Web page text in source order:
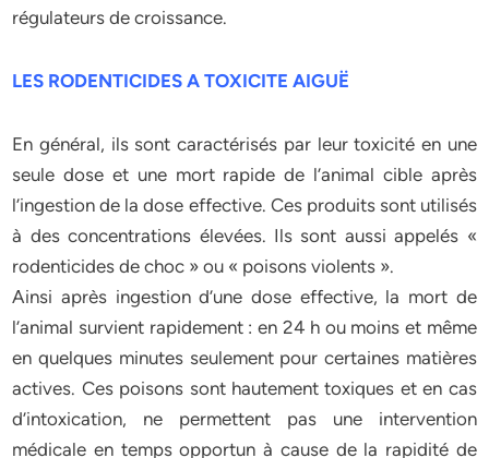
régulateurs de croissance.
LES RODENTICIDES A TOXICITE AIGUË
En général, ils sont caractérisés par leur toxicité en une
seule dose et une mort rapide de l’animal cible après
l’ingestion de la dose effective. Ces produits sont utilisés
à des concentrations élevées. Ils sont aussi appelés «
rodenticides de choc » ou « poisons violents ».
Ainsi après ingestion d’une dose effective, la mort de
l’animal survient rapidement : en 24 h ou moins et même
en quelques minutes seulement pour certaines matières
actives. Ces poisons sont hautement toxiques et en cas
d’intoxication, ne permettent pas une intervention
médicale en temps opportun à cause de la rapidité de